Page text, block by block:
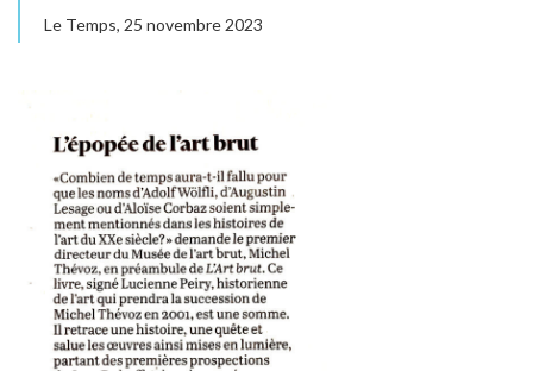
Le Temps, 25 novembre 2023